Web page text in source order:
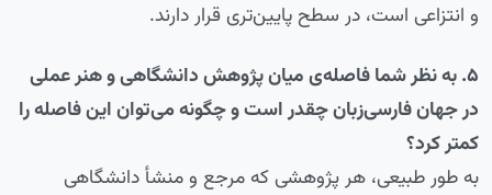
و انتزاعی است، در سطح پایین‌تری قرار دارند.
۵. به نظر شما فاصله‌ی میان پژوهش دانشگاهی و هنر عملی
در جهان فارسی‌زبان چقدر است و چگونه می‌توان این فاصله را
کمتر کرد؟
به طور طبیعی، هر پژوهشی که مرجع و منشأ دانشگاهی